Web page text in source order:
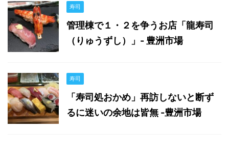
寿司
管理棟で１・２を争うお店「龍寿司
（りゅうずし）」- 豊洲市場
寿司
「寿司処おかめ」再訪しないと断ず
るに迷いの余地は皆無 -豊洲市場